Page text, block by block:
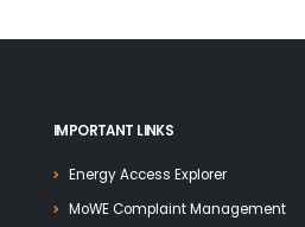
IMPORTANT LINKS
Energy Access Explorer
MoWE Complaint Management